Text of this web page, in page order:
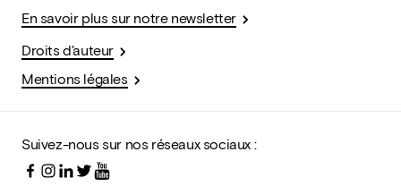
En savoir plus sur notre newsletter
Droits d'auteur
Mentions légales
Suivez-nous sur nos réseaux sociaux :